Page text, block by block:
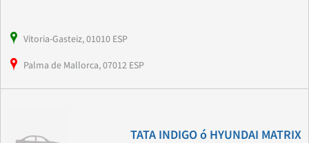
Vitoria-Gasteiz, 01010 ESP
Palma de Mallorca, 07012 ESP
TATA INDIGO ó HYUNDAI MATRIX